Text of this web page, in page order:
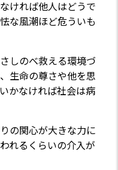
ければ他人はどうで
な風潮ほど危ういも
しのべ救える環境づ
生命の尊さや他を思
かなければ社会は病
の関心が大きな力に
れるくらいの介入が